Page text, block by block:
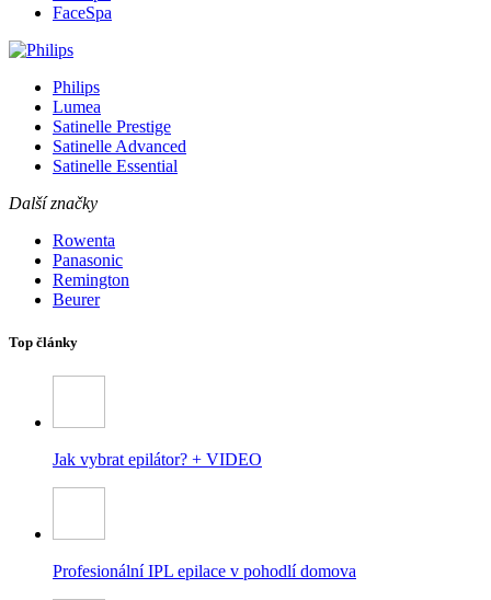
FaceSpa
Philips
Lumea
Satinelle Prestige
Satinelle Advanced
Satinelle Essential
Další značky
Rowenta
Panasonic
Remington
Beurer
Top články
Jak vybrat epilátor? + VIDEO
Profesionální IPL epilace v pohodlí domova